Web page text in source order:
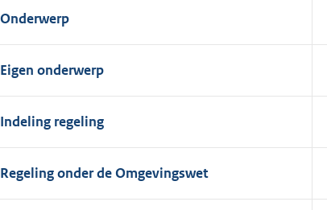
Onderwerp
Eigen onderwerp
Indeling regeling
Regeling onder de Omgevingswet